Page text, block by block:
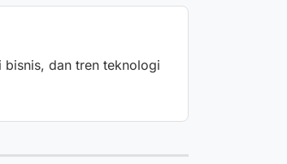
dan tren teknologi